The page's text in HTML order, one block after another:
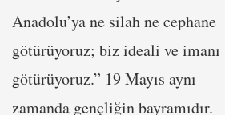
Anadolu’ya ne silah ne cephane
götürüyoruz; biz ideali ve imanı
götürüyoruz.” 19 Mayıs aynı
zamanda gençliğin bayramıdır.